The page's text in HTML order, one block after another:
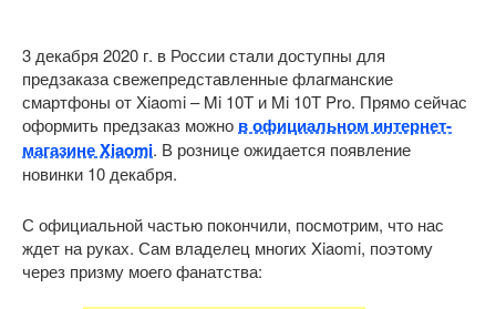
3 декабря 2020 г. в России стали доступны для
предзаказа свежепредставленные флагманские
смартфоны от Xiaomi – Mi 10T и Mi 10T Pro. Прямо сейчас
оформить предзаказ можно в официальном интернет-
магазине Xiaomi. В рознице ожидается появление
новинки 10 декабря.
С официальной частью покончили, посмотрим, что нас
ждет на руках. Сам владелец многих Xiaomi, поэтому
через призму моего фанатства: